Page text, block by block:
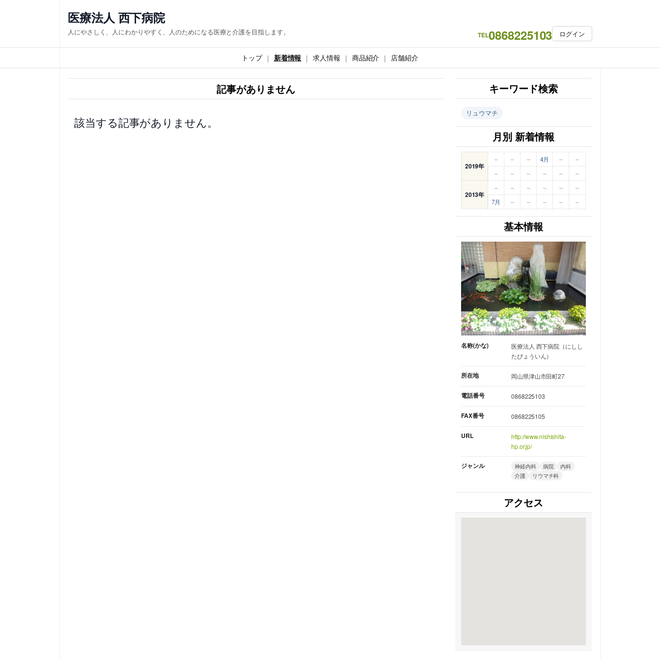
ス
キ
医療法人 西下病院
人にやさしく、人にわかりやすく、人のためになる医療と介護を目指します。 TEL0868225103 ログイン
トップ 新着情報 求人情報 商品紹介 店舗紹介
記事がありません
該当する記事がありません。
キーワード検索
リュウマチ
月別 新着情報
2019年
– – – 4月 –
–
–
– – – – –
2013年
– – – – –
–
7月
– – – – –
基本情報
名称(かな)
医療法人 西下病院（にしし
たびょういん）
所在地 岡山県津山市田町27
電話番号 0868225103
FAX番号 0868225105
URL
http://www.nishishita-
hp.or.jp/
ジャンル 神経内科 病院
内科
介護
リウマチ科
アクセス